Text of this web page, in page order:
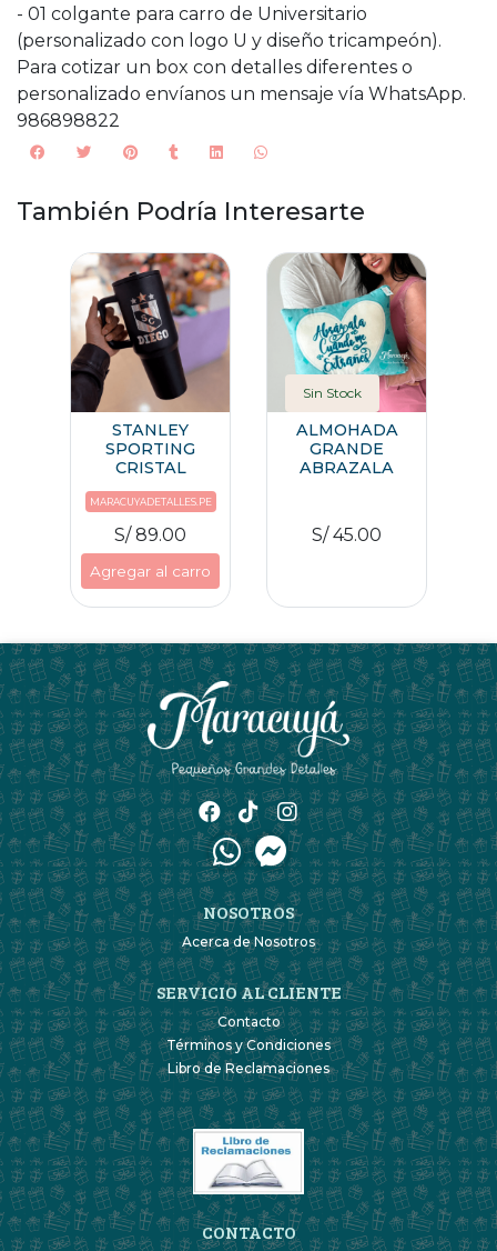
- 01 colgante para carro de Universitario
(personalizado con logo U y diseño tricampeón).
Para cotizar un box con detalles diferentes o
personalizado envíanos un mensaje vía WhatsApp.
986898822
También Podría Interesarte
STANLEY
SPORTING
CRISTAL
MARACUYADETALLES.PE
S/ 89.00
Agregar al carro
Sin Stock
ALMOHADA
GRANDE
ABRAZALA
S/ 45.00
NOSOTROS
Acerca de Nosotros
SERVICIO AL CLIENTE
Contacto
Términos y Condiciones
Libro de Reclamaciones
CONTACTO